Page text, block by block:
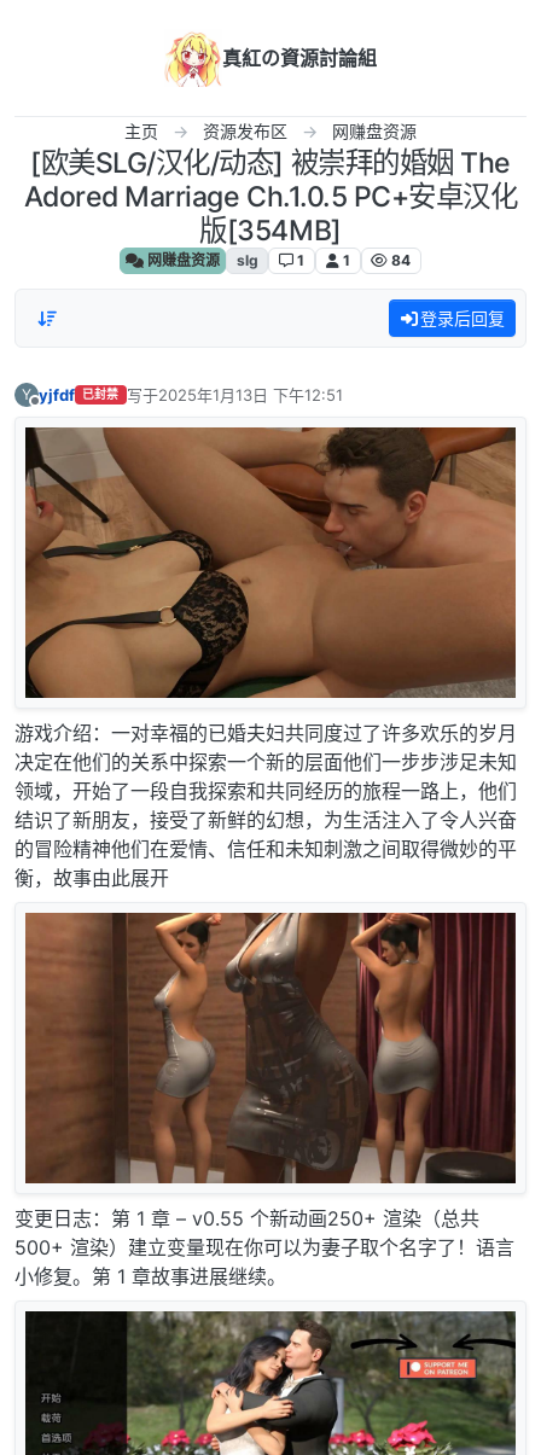
真紅の資源討論組
主页 资源发布区 网赚盘资源
[欧美SLG/汉化/动态] 被崇拜的婚姻 The
Adored Marriage Ch.1.0.5 PC+安卓汉化
版[354MB]
网赚盘资源 slg 1 1 84
登录后回复
Y yjfdf 已封禁 写于2025年1月13日 下午12:51
最后由 编辑
游戏介绍：一对幸福的已婚夫妇共同度过了许多欢乐的岁月
决定在他们的关系中探索一个新的层面他们一步步涉足未知
领域，开始了一段自我探索和共同经历的旅程一路上，他们
结识了新朋友，接受了新鲜的幻想，为生活注入了令人兴奋
的冒险精神他们在爱情、信任和未知刺激之间取得微妙的平
衡，故事由此展开
变更日志：第 1 章 – v0.55 个新动画250+ 渲染（总共
500+ 渲染）建立变量现在你可以为妻子取个名字了！语言
小修复。第 1 章故事进展继续。